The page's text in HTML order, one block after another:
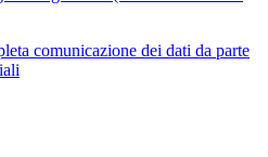
comunicazione dei dati da parte